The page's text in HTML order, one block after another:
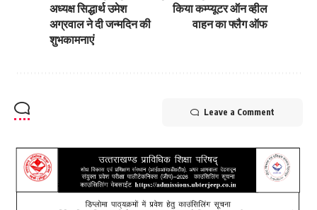
अध्यक्ष सिद्धार्थ उमेश
अग्रवाल ने दी जन्मदिन की
शुभकामनाएं
किया कम्प्यूटर ऑन व्हील
वाहन का फ्लैग ऑफ
Leave a Comment